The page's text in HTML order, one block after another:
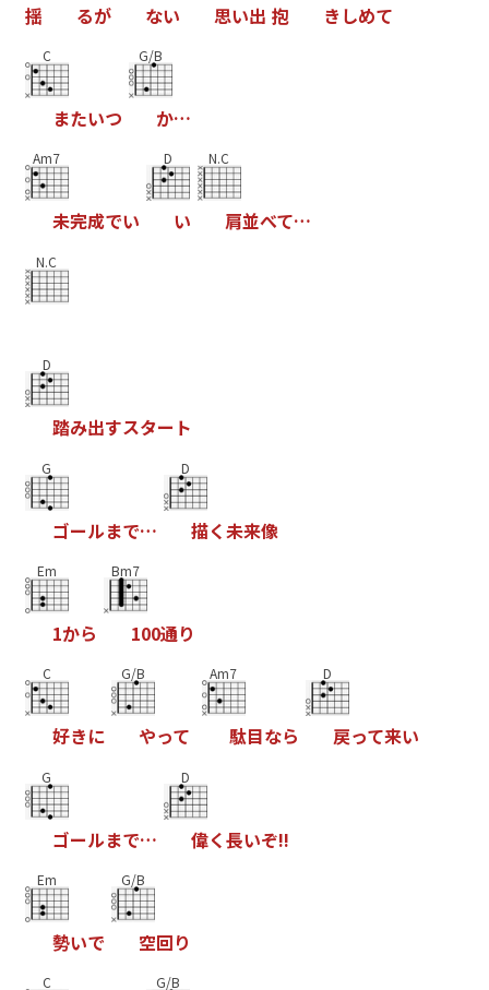
揺 るが ない 思い出 抱 き しめて
C
またいつ
G/B
か…
Am7
未完成でい
D
い
N.C
肩並べて…
N.C
D
踏み出すスター ト
G
ゴールまで…
D
描く未来像
Em
1から
Bm7
100通り
C
好きに
G/B
やって
Am7
駄目なら
D
戻って来い
G
ゴールまで…
D
偉く長いぞ!!
Em
勢いで
G/B
空回り
C G/B